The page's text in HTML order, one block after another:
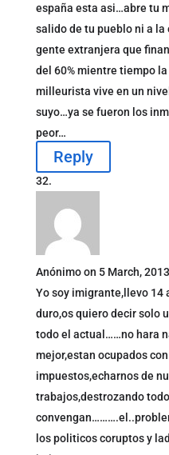
españa esta asi…abre tu
salido de tu pueblo ni a
gente extranjera que
del 60% mientre tiempo
milleurista vive en un
suyo…ya se fueron los
peor…
Reply
Anónimo on 5 March,
Yo soy imigrante,llevo 14
duro,os quiero decir solo
todo el actual……no hara
mejor,estan ocupados
impuestos,echarnos de
trabajos,destrozando
los politicos coruptos y